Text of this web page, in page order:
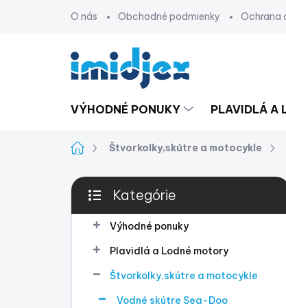
O nás Obchodné podmienky Ochrana
VÝHODNÉ PONUKY PLAVIDLÁ A
DomovŠtvorkolky,skútre a motocykle
B
č
Preskočiť
kategórie
Kategórie
Výhodné ponuky
Plavidlá a Lodné motory
Štvorkolky,skútre a motocykle
Vodné skútre Sea-Doo